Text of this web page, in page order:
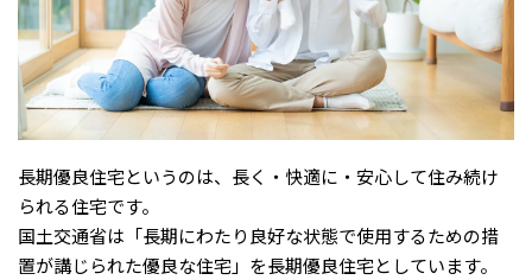
長期優良住宅というのは、長く・快適に・安心して住み続け
られる住宅です。
国土交通省は「長期にわたり良好な状態で使用するための措
置が講じられた優良な住宅」を長期優良住宅としています。